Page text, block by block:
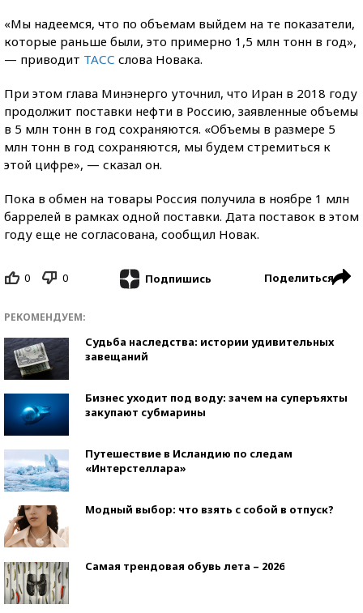
«Мы надеемся, что по объемам выйдем на те показатели,
которые раньше были, это примерно 1,5 млн тонн в год»,
— приводит ТАСС слова Новака.
При этом глава Минэнерго уточнил, что Иран в 2018 году
продолжит поставки нефти в Россию, заявленные объемы
в 5 млн тонн в год сохраняются. «Объемы в размере 5
млн тонн в год сохраняются, мы будем стремиться к
этой цифре», — сказал он.
Пока в обмен на товары Россия получила в ноябре 1 млн
баррелей в рамках одной поставки. Дата поставок в этом
году еще не согласована, сообщил Новак.
0 0 Подпишись Поделиться
РЕКОМЕНДУЕМ:
Судьба наследства: истории удивительных
завещаний
Бизнес уходит под воду: зачем на суперъяхты
закупают субмарины
Путешествие в Исландию по следам
«Интерстеллара»
Модный выбор: что взять с собой в отпуск?
Самая трендовая обувь лета – 2026